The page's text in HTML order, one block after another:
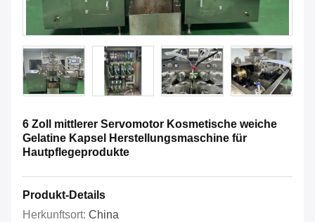
6 Zoll mittlerer Servomotor Kosmetische weiche
Gelatine Kapsel Herstellungsmaschine für
Hautpflegeprodukte
Produkt-Details
Herkunftsort: China